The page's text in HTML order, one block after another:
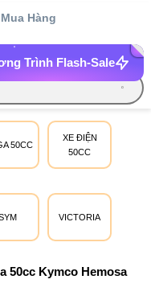
Hàng
Trình Flash-Sale
50CC
XE ĐIỆN
50CC
VICTORIA
50cc Kymco Hemosa